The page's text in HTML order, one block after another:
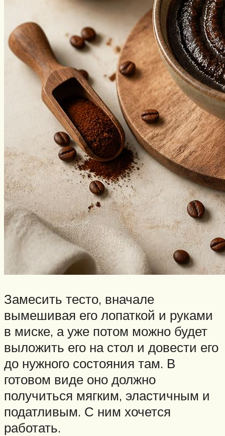
Замесить тесто, вначале
вымешивая его лопаткой и руками
в миске, а уже потом можно будет
выложить его на стол и довести его
до нужного состояния там. В
готовом виде оно должно
получиться мягким, эластичным и
податливым. С ним хочется
работать.